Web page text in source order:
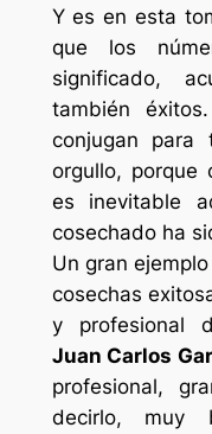
Y es en esta
que los
significado,
también
conjugan
orgullo, porque
es inevitable
cosechado ha
Un gran
cosechas
y profesional
Juan Carlos
profesional,
decirlo, muy